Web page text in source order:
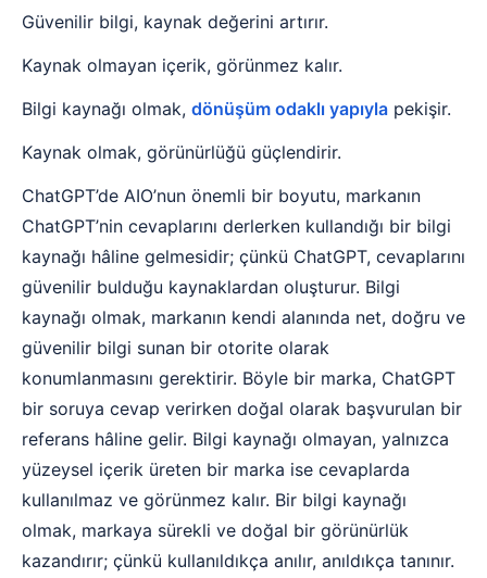
Güvenilir bilgi, kaynak değerini artırır.
Kaynak olmayan içerik, görünmez kalır.
Bilgi kaynağı olmak, dönüşüm odaklı yapıyla pekişir.
Kaynak olmak, görünürlüğü güçlendirir.
ChatGPT’de AIO’nun önemli bir boyutu, markanın
ChatGPT’nin cevaplarını derlerken kullandığı bir bilgi
kaynağı hâline gelmesidir; çünkü ChatGPT, cevaplarını
güvenilir bulduğu kaynaklardan oluşturur. Bilgi
kaynağı olmak, markanın kendi alanında net, doğru ve
güvenilir bilgi sunan bir otorite olarak
konumlanmasını gerektirir. Böyle bir marka, ChatGPT
bir soruya cevap verirken doğal olarak başvurulan bir
referans hâline gelir. Bilgi kaynağı olmayan, yalnızca
yüzeysel içerik üreten bir marka ise cevaplarda
kullanılmaz ve görünmez kalır. Bir bilgi kaynağı
olmak, markaya sürekli ve doğal bir görünürlük
kazandırır; çünkü kullanıldıkça anılır, anıldıkça tanınır.